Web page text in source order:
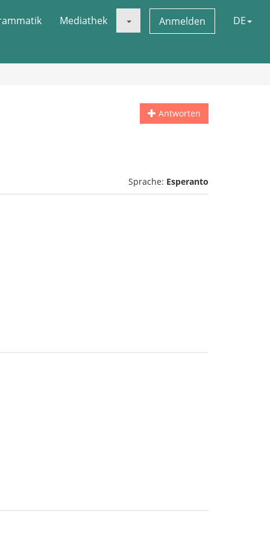
Mediathek Anmelden DE
Antworten
Sprache: Esperanto